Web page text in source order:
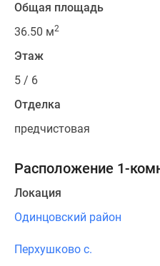
Общая площадь
36.50 м2
Этаж
5 / 6
Отделка
предчистовая
Расположение 1-
Локация
Одинцовский район
Перхушково с.